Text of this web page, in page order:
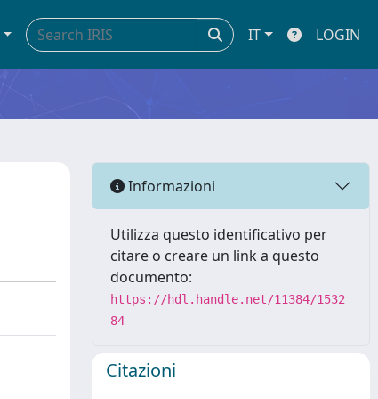
IT LOGIN
Informazioni
Utilizza questo identificativo per
citare o creare un link a questo
documento:
https://hdl.handle.net/11384/1532
84
Citazioni